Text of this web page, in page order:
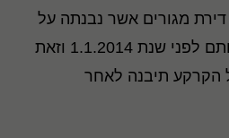
דירת מגורים אשר נבנתה על
קרקע שהייתה בבעלותם לפני שנת 1.1.2014 וזאת
הקרקע תיבנה לאחר